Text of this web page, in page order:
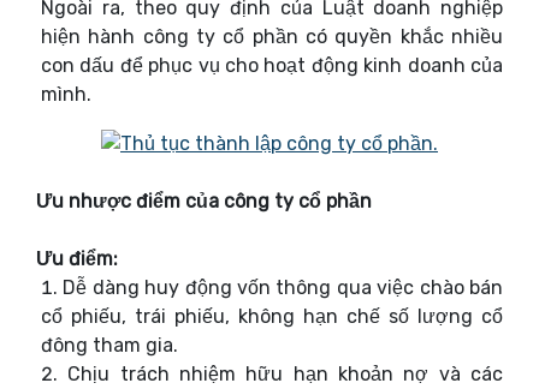
Ngoài ra, theo quy định của Luật doanh nghiệp
hiện hành công ty cổ phần có quyền khắc nhiều
con dấu để phục vụ cho hoạt động kinh doanh của
mình.
Ưu nhược điểm của công ty cổ phần
Ưu điểm:
Dễ dàng huy động vốn thông qua việc chào bán
cổ phiếu, trái phiếu, không hạn chế số lượng cổ
đông tham gia.
Chịu trách nhiệm hữu hạn khoản nợ và các